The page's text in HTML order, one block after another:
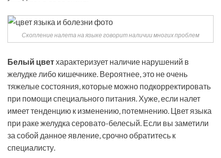
Скопление налета на языке говорит наличии многих проблем
Белый цветхарактеризует наличие нарушений в
желудке либо кишечнике. Вероятнее, это не очень
тяжелые состояния, которые можно подкорректировать
при помощи специального питания. Хуже, если налет
имеет тенденцию к изменению, потемнению. Цвет языка
при раке желудка серовато-белесый. Если вы заметили
за собой данное явление, срочно обратитесь к
специалисту.